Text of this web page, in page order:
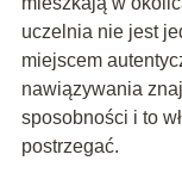
uczelnia nie jest
miejscem
nawiązywania
sposobności i to
postrzegać.